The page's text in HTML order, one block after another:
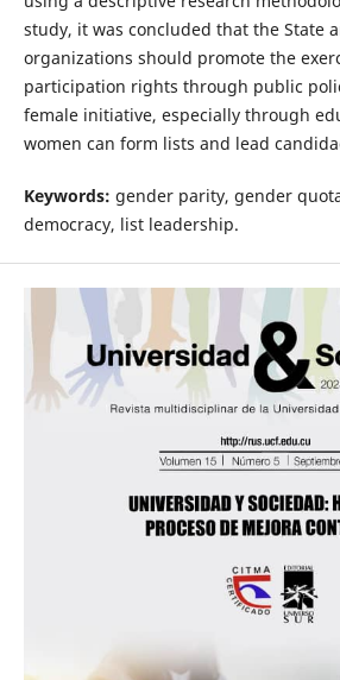
study, it was concluded that the State
organizations should promote the
participation rights through public
female initiative, especially through
women can form lists and lead
Keywords: gender parity, gender
democracy, list leadership.